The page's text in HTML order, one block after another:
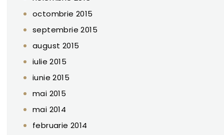
octombrie 2015
septembrie 2015
august 2015
iulie 2015
iunie 2015
mai 2015
mai 2014
februarie 2014